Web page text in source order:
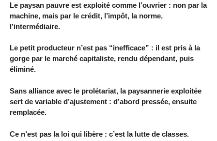
Le paysan pauvre est exploité comme l’ouvrier : non par la
machine, mais par le crédit, l’impôt, la norme,
l’intermédiaire.
Le petit producteur n’est pas “inefficace” : il est pris à la
gorge par le marché capitaliste, rendu dépendant, puis
éliminé.
Sans alliance avec le prolétariat, la paysannerie exploitée
sert de variable d’ajustement : d’abord pressée, ensuite
remplacée.
Ce n’est pas la loi qui libère : c’est la lutte de classes.